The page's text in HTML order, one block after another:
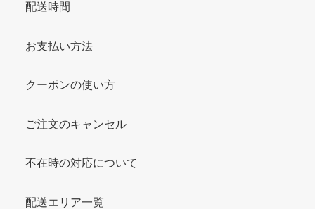
配送時間
お支払い方法
クーポンの使い方
ご注文のキャンセル
不在時の対応について
配送エリア一覧